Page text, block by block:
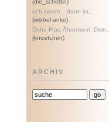
(die_schottin)
och komm....dann ist...
(wibbel-anke)
Duhu Frau Ährenwort. Dein...
(knoetchen)
ARCHIV